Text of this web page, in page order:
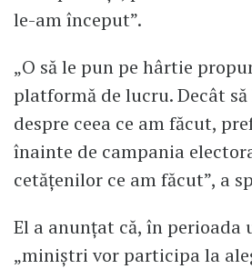
le-am început”.
„O să le pun pe hârtie
platformă de lucru. Decât
despre ceea ce am făcut,
înainte de campania
cetățenilor ce am făcut”, a
El a anunțat că, în perioada
„miniștri vor participa la